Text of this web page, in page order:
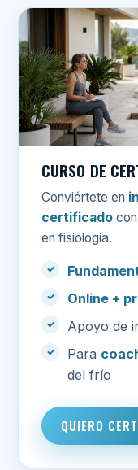
CURSO DE
Conviértete en
certificado
en fisiología.
Online +
Apoyo de
Para
del frío
QUIERO